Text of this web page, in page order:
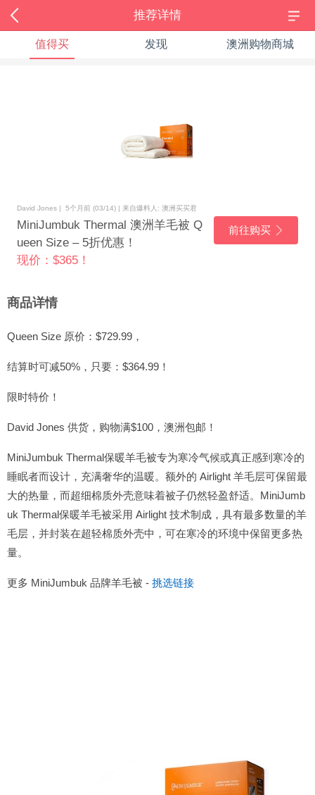
推荐详情
值得买 发现 澳洲购物商城
David Jones | 5个月前 (03/14) | 来自爆料人: 澳洲买买君
MiniJumbuk Thermal 澳洲羊毛被 Q
ueen Size – 5折优惠！
现价：$365！
前往购买
商品详情
Queen Size 原价：$729.99，
结算时可减50%，只要：$364.99！
限时特价！
David Jones 供货，购物满$100，澳洲包邮！
MiniJumbuk Thermal保暖羊毛被专为寒冷气候或真正感到寒冷的
睡眠者而设计，充满奢华的温暖。额外的 Airlight 羊毛层可保留最
大的热量，而超细棉质外壳意味着被子仍然轻盈舒适。MiniJumb
uk Thermal保暖羊毛被采用 Airlight 技术制成，具有最多数量的羊
毛层，并封装在超轻棉质外壳中，可在寒冷的环境中保留更多热
量。
更多 MiniJumbuk 品牌羊毛被 - 挑选链接